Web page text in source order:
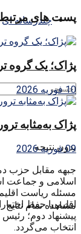
چندرسانه ای
بدون نتیجه
مشاهده تمام نتایج
پست های
پژاک؛ یک گروه
10 فوریه 2026
پژاک به‌مثابه
09 فوریه 2026
جبهه مقابل حزب
اسلامی و جماعت
مسئله ریاست
اقلیم با حفظ
پیشنهاد دوم؛
انتخاب می‌گردد.